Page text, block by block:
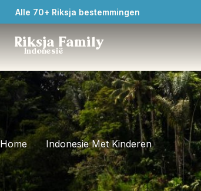
Alle 70+ Riksja bestemmingen
Riksja Family
Indonesië
Home Indonesie Met Kinderen